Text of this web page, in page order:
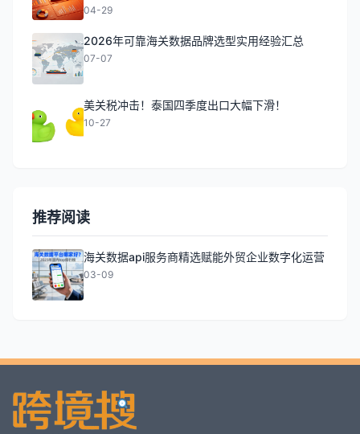
04-29
2026年可靠海关数据品牌选型实用经验汇总
07-07
美关税冲击！泰国四季度出口大幅下滑！
10-27
推荐阅读
海关数据api服务商精选赋能外贸企业数字化运营
03-09